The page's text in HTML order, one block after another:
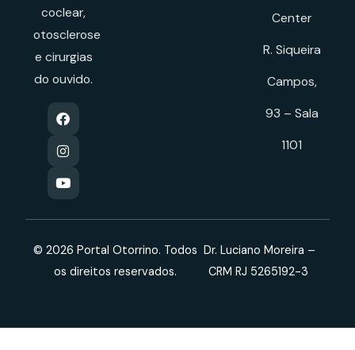
coclear,
otosclerose
e cirurgias
do ouvido.
Center
R. Siqueira
Campos,
93 – Sala
1101
© 2026 Portal Otorrino. Todos
os direitos reservados.
Dr. Luciano Moreira –
CRM RJ 5265192-3